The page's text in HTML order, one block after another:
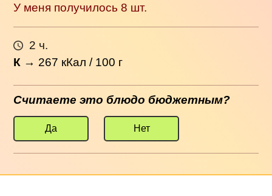
У меня получилось 8 шт.
2 ч.
К → 267 кКал / 100 г
Считаете это блюдо бюджетным?
Да Нет